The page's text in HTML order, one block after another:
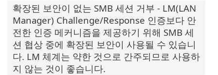
확장된 보안이 없는 SMB 세션 거부 - LM(LAN
Manager) Challenge/Response 인증보다 안
전한 인증 메커니즘을 제공하기 위해 SMB 세
션 협상 중에 확장된 보안이 사용될 수 있습니
다. LM 체계는 약한 것으로 간주되므로 사용하
지 않는 것이 좋습니다.